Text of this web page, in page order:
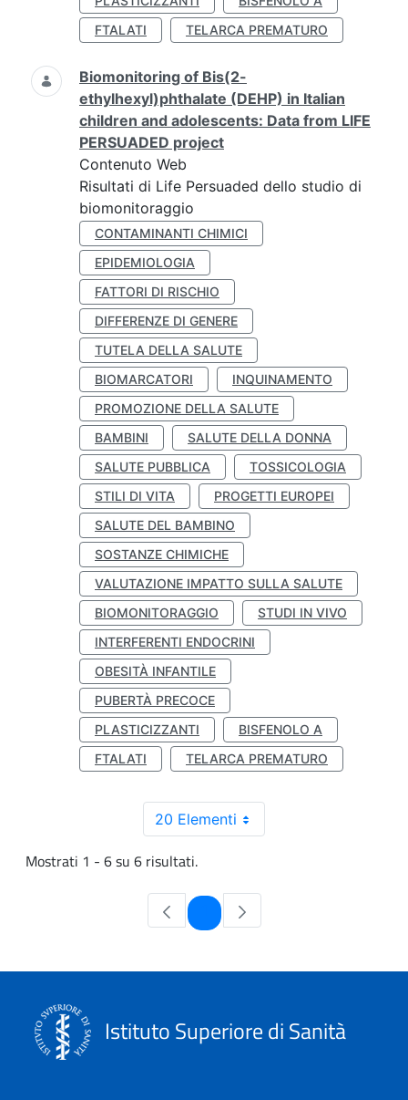
FTALATI
TELARCA PREMATURO
Biomonitoring of Bis(2-
ethylhexyl)phthalate (DEHP) in Italian
children and adolescents: Data from LIFE
PERSUADED project
Contenuto Web
Risultati di Life Persuaded dello studio di
biomonitoraggio
CONTAMINANTI CHIMICI
EPIDEMIOLOGIA
FATTORI DI RISCHIO
DIFFERENZE DI GENERE
TUTELA DELLA SALUTE
BIOMARCATORI
INQUINAMENTO
PROMOZIONE DELLA SALUTE
BAMBINI
SALUTE DELLA DONNA
SALUTE PUBBLICA
TOSSICOLOGIA
STILI DI VITA
PROGETTI EUROPEI
SALUTE DEL BAMBINO
SOSTANZE CHIMICHE
VALUTAZIONE IMPATTO SULLA SALUTE
BIOMONITORAGGIO
STUDI IN VIVO
INTERFERENTI ENDOCRINI
OBESITÀ INFANTILE
PUBERTÀ PRECOCE
PLASTICIZZANTI
BISFENOLO A
FTALATI
TELARCA PREMATURO
20 Elementi
Mostrati 1 - 6 su 6 risultati.
Pagina
Istituto Superiore di Sanità